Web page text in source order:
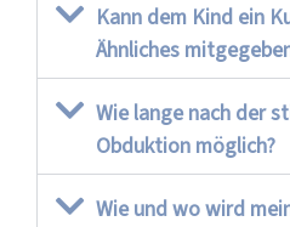
Kann dem Kind ein
Ähnliches
Wie lange nach der
Obduktion möglich?
Wie und wo wird